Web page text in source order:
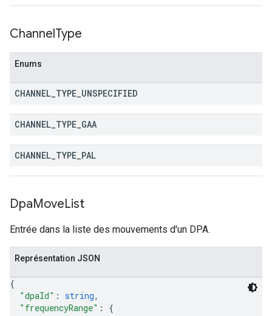
ChannelType
Enums
CHANNEL TYPE UNSPECIFIED
CHANNEL TYPE GAA
CHANNEL TYPE PAL
DpaMoveList
Entrée dans la liste des mouvements d'un DPA.
Représentation JSON
{
"dpaId" : string,
"frequencyRange" : {